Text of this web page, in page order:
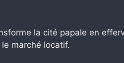
la cité papale en
marché locatif.